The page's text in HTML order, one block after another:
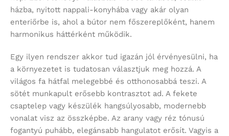
házba, nyitott nappali-konyhába vagy akár olyan
enteriőrbe is, ahol a bútor nem főszereplőként, hanem
harmonikus háttérként működik.
Egy ilyen rendszer akkor tud igazán jól érvényesülni, ha
a környezetet is tudatosan választjuk meg hozzá. A
világos fa hátfal melegebbé és otthonosabbá teszi. A
sötét munkapult erősebb kontrasztot ad. A fekete
csaptelep vagy készülék hangsúlyosabb, modernebb
vonalat visz az összképbe. Az arany vagy réz tónusú
fogantyú puhább, elegánsabb hangulatot erősít. Vagyis a